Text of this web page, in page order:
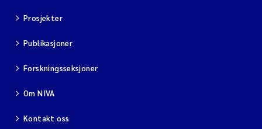
Prosjekter
Publikasjoner
Forskningsseksjoner
Om NIVA
Kontakt oss